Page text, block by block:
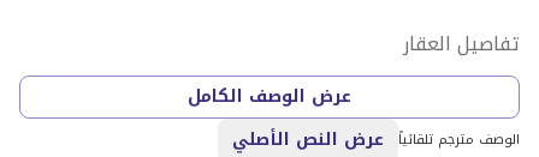
تفاصيل العقار
مفروش بالكامل
غرفة نوم واحدة مريحة مع خزائن مدمجة
حمام واحد عصري
عرض الوصف الكامل
الوصف مترجم تلقائياً عرض النص الأصلي